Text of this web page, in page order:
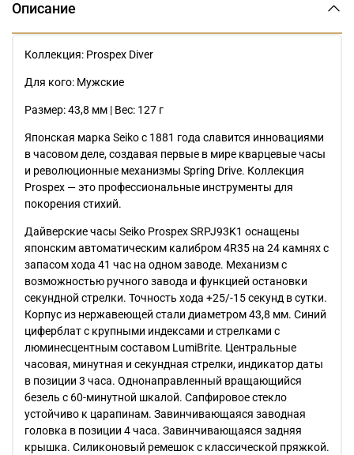
Описание
Коллекция: Prospex Diver
Для кого: Мужские
Размер: 43,8 мм | Вес: 127 г
Японская марка Seiko с 1881 года славится инновациями
в часовом деле, создавая первые в мире кварцевые часы
и революционные механизмы Spring Drive. Коллекция
Prospex — это профессиональные инструменты для
покорения стихий.
Дайверские часы Seiko Prospex SRPJ93K1 оснащены
японским автоматическим калибром 4R35 на 24 камнях с
запасом хода 41 час на одном заводе. Механизм с
возможностью ручного завода и функцией остановки
секундной стрелки. Точность хода +25/-15 секунд в сутки.
Корпус из нержавеющей стали диаметром 43,8 мм. Синий
циферблат с крупными индексами и стрелками с
люминесцентным составом LumiBrite. Центральные
часовая, минутная и секундная стрелки, индикатор даты
в позиции 3 часа. Однонаправленный вращающийся
безель с 60-минутной шкалой. Сапфировое стекло
устойчиво к царапинам. Завинчивающаяся заводная
головка в позиции 4 часа. Завинчивающаяся задняя
крышка. Силиконовый ремешок с классической пряжкой.